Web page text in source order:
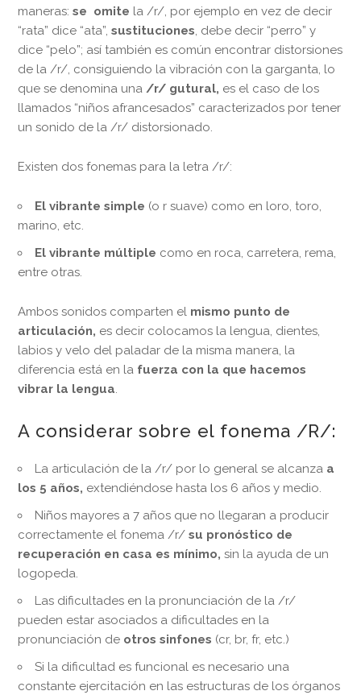
maneras:se omite la /r/, por ejemplo en vez de decir
“rata” dice “ata”,sustituciones, debe decir “perro” y
dice “pelo”; así también es común encontrar distorsiones
de la /r/, consiguiendo la vibración con la garganta, lo
que se denomina una/r/ gutural, es el caso de los
llamados “niños afrancesados” caracterizados por tener
un sonido de la /r/ distorsionado.
Existen dos fonemas para la letra /r/:
El vibrante simple (o r suave) como en loro, toro,
marino, etc.
El vibrante múltiple como en roca, carretera, rema,
entre otras.
Ambos sonidos comparten el mismo punto de
articulación, es decir colocamos la lengua, dientes,
labios y velo del paladar de la misma manera, la
diferencia está en la fuerza con la que hacemos
vibrar la lengua.
A considerar sobre el fonema /R/:
La articulación de la /r/ por lo general se alcanza a
los 5 años, extendiéndose hasta los 6 años y medio.
Niños mayores a 7 años que no llegaran a producir
correctamente el fonema /r/ su pronóstico de
recuperación en casa es mínimo, sin la ayuda de un
logopeda.
Las dificultades en la pronunciación de la /r/
pueden estar asociados a dificultades en la
pronunciación de otros sinfones (cr, br, fr, etc.)
Si la dificultad es funcional es necesario una
constante ejercitación en las estructuras de los órganos